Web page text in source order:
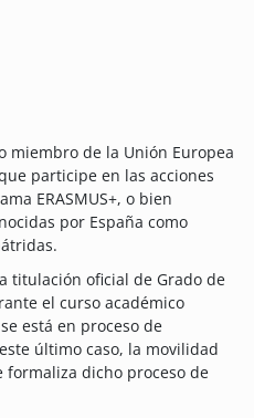
miembro de la Unión Europea
participe en las acciones
ERASMUS+, o bien
por España como
titulación oficial de Grado de
el curso académico
está en proceso de
último caso, la movilidad
formaliza dicho proceso de